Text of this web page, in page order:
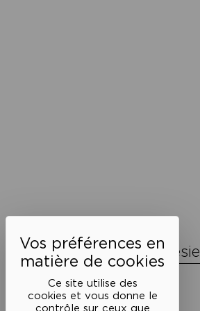
Ce site utilise des
cookies et vous donne le
contrôle sur ceux que
l’article
La Maison de la Poésie
Découvrir
En photos
Historique